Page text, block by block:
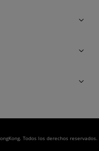
Todos los derechos reservados.